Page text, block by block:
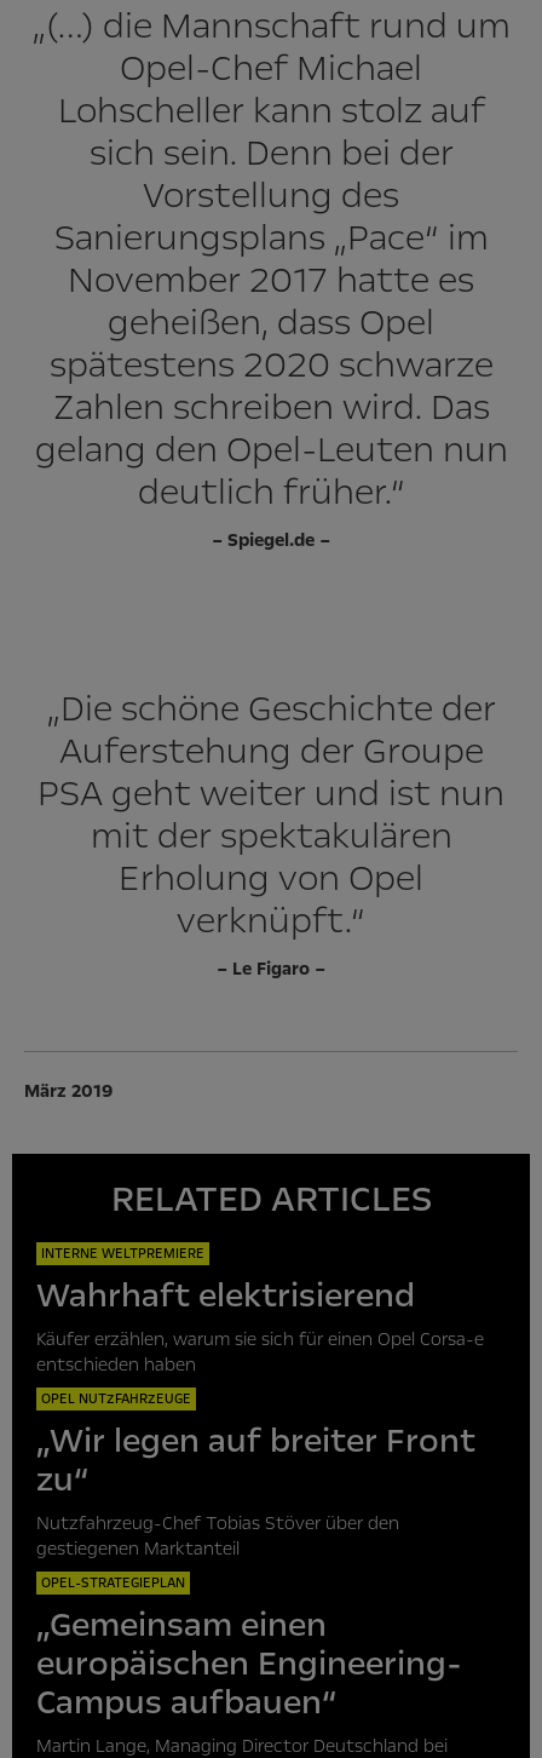
„(…) die Mannschaft rund um
Opel-Chef Michael
Lohscheller kann stolz auf
sich sein. Denn bei der
Vorstellung des
Sanierungsplans „Pace“ im
November 2017 hatte es
geheißen, dass Opel
spätestens 2020 schwarze
Zahlen schreiben wird. Das
gelang den Opel-Leuten nun
deutlich früher.“
– Spiegel.de –
„Die schöne Geschichte der
Auferstehung der Groupe
PSA geht weiter und ist nun
mit der spektakulären
Erholung von Opel
verknüpft.“
– Le Figaro –
März 2019
RELATED ARTICLES
INTERNE WELTPREMIERE
Wahrhaft elektrisierend
Käufer erzählen, warum sie sich für einen Opel Corsa-e
entschieden haben
OPEL NUTZFAHRZEUGE
„Wir legen auf breiter Front
zu“
Nutzfahrzeug-Chef Tobias Stöver über den
gestiegenen Marktanteil
OPEL-STRATEGIEPLAN
„Gemeinsam einen
europäischen Engineering-
Campus aufbauen“
Martin Lange, Managing Director Deutschland bei